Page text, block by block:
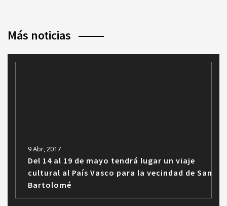
Más noticias
9 Abr, 2017
Del 14 al 19 de mayo tendrá lugar un viaje
cultural al País Vasco para la vecindad de San
Bartolomé